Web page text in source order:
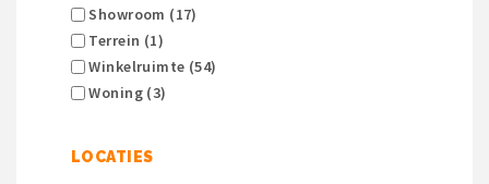
Showroom (17)
Terrein (1)
Winkelruimte (54)
Woning (3)
LOCATIES